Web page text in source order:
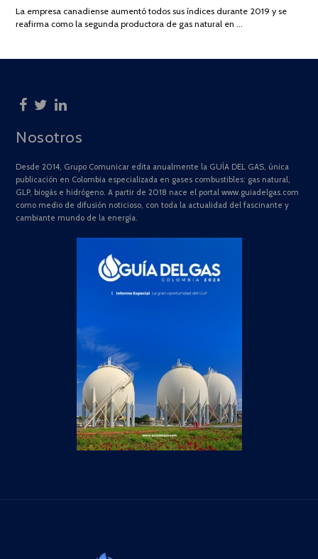
2025
La empresa canadiense aumentó todos sus índices durante 2019 y se
reafirma como la segunda productora de gas natural en …
Nosotros
Desde 2014, Grupo Comunicar edita anualmente la GUÍA DEL GAS, única
publicación en Colombia especializada en gases combustibles: gas natural,
GLP, biogás e hidrógeno. A partir de 2018 nace el portal www.guiadelgas.com
como medio de difusión noticioso, con toda la actualidad del fascinante y
cambiante mundo de la energía.